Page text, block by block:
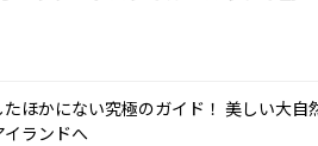
ほかにない究極のガイド！ 美しい大自
ランドへ